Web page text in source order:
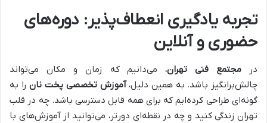
تجربه یادگیری انعطاف‌پذیر: دوره‌های
حضوری و آنلاین
در مجتمع فنی تهران، می‌دانیم که زمان و مکان می‌تواند
چالش‌برانگیز باشد. به همین دلیل،آموزش تخصصی پخت نانرا به
گونه‌ای طراحی کرده‌ایم که برای همه قابل دسترسی باشد. چه در قلب
تهران زندگی کنید و چه در نقطه‌ای دورتر، می‌توانید از آموزش‌های با